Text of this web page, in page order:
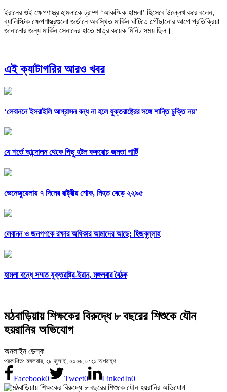
ইরানের ওই ক্ষেপণাস্ত্র হামলাকে ট্রাম্প ‘আকস্মিক হামলা’ হিসেবে উল্লেখ করে বলেন,
ব্যালিস্টিক ক্ষেপণাস্ত্রগুলো জর্ডানে অবস্থিত মার্কিন ঘাঁটিতে পৌঁছানোর আগে প্রতিক্রিয়া
জানানোর জন্য মার্কিন সেনাদের হাতে মাত্র কয়েক মিনিট সময় ছিল।
এই ক্যাটাগরির আরও খবর
‘লেবাননে ইসরাইলি আগ্রাসন বন্ধ না হলে যুক্তরাষ্ট্রের সঙ্গে শান্তি চুক্তি নয়’
যে শর্তে আন্দোলন থেকে পিছু হটল ককরোচ জনতা পার্টি
ভেনেজুয়েলায় ৭ দিনের রাষ্ট্রীয় শোক, নিহত বেড়ে ২২৯৫
লেবানন ও জনগণকে রক্ষার অধিকার আমাদের আছে: হিজবুল্লাহ
হামলা বন্ধে সম্মত যুক্তরাষ্ট্র-ইরান, মঙ্গলবার বৈঠক
মঠবাড়িয়ায় শিক্ষকের বিরুদ্ধে ৮ বছরের শিশুকে যৌন
হয়রানির অভিযোগ
অনলাইন ডেস্ক
প্রকাশিত: মঙ্গলবার, ২৮ জুলাই, ২০২৬, ৮:২১ অপরাহ্ণ
Facebook0 Tweet0 LinkedIn0